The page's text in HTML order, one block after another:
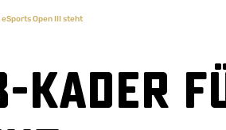
Open III steht
Kader